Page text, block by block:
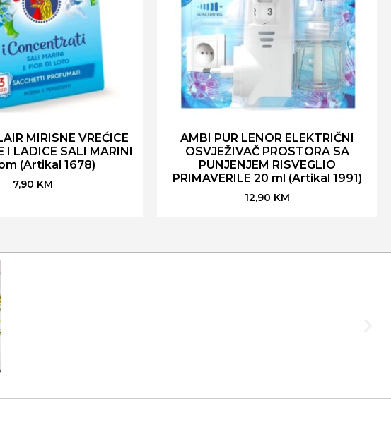
MIRISNE VREĆICE
I LADICE SALI MARINI
(Artikal 1678)
7,90 KM
AMBI PUR LENOR ELEKTRIČNI
OSVJEŽIVAČ PROSTORA SA
PUNJENJEM RISVEGLIO
PRIMAVERILE 20 ml (Artikal 1991)
12,90 KM